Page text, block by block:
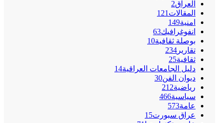
العراق2
المقالات 121
امنية149
انفوغرافيك63
بوصلة ثقافية10
تقارير 234
ثقافية25
دليل الجامعات العراقية14
ديوان الفن30
رياضية212
سياسية466
عامة573
عراق سبورت15